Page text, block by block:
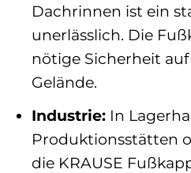
Dachrinnen ist ein
unerlässlich. Die
nötige Sicherheit
Gelände.
Industrie:In
Produktionsstätten
die KRAUSE